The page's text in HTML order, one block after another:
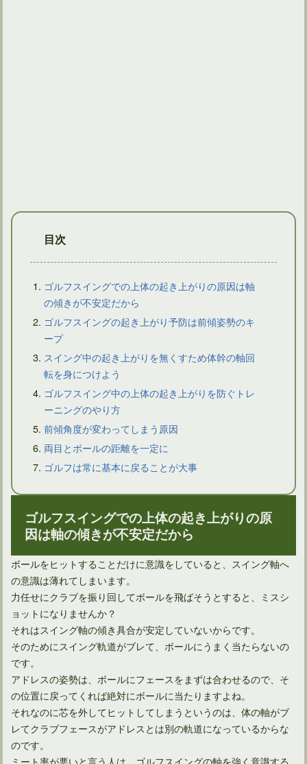
ドライバーショットでティーが後ろに飛ぶようなら問題あり？
ドライバーのセットアップはスクエアフェースとは限らない
アイアンがスライスしないための打ち方は意外に簡単！
目次
ゴルフスイングでの上体の起き上がりの原因は軸
の傾きが不安定だから
ゴルフスイングの起き上がり予防は前傾姿勢のキ
ープ
スイング中の起き上がりを無くすため体幹の軸回
転を身につけよう
ゴルフスイング中の上体の起き上がりを防ぐトレ
ーニングのやり方
前傾角度が変わってしまう原因
両目とボールの距離を一定に
ゴルフは常に基本に戻ることが大事
ゴルフスイングでの上体の起き上がりの原
因は軸の傾きが不安定だから
ボールをヒットすることだけに意識をしていると、スイング軸へ
の意識は薄れてしまいます。
力任せにクラブを振り回してボールを飛ばそうとすると、ミスシ
ョットになりませんか？
それはスイング軸の傾き具合が安定していないからです。
そのためにスイング軌道がブレて、ボールにうまく当たらないの
です。
アドレスの姿勢は、ボールにフェースをまずは合わせるので、そ
の位置に戻ってくれば絶対にボールに当たりますよね。
それなのに芯を外してヒットしてしまうというのは、体の軸がブ
レてクラブフェースがアドレスとは別の軌道になっているからな
のです。
ミート率が悪いと言う人は、ゴルフスイングの軸を強く意識する